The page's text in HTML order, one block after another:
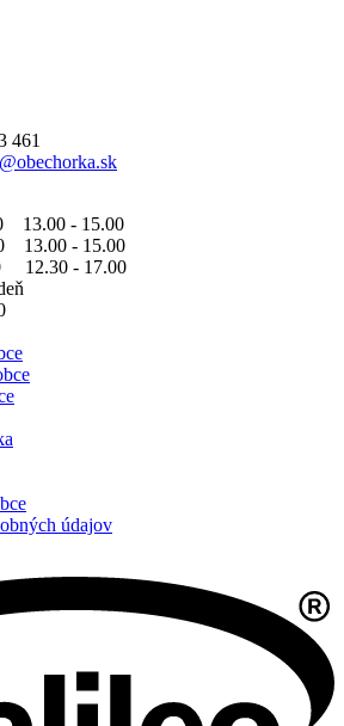
461
13.00 - 15.00
13.00 - 15.00
12.30 - 17.00
údajov